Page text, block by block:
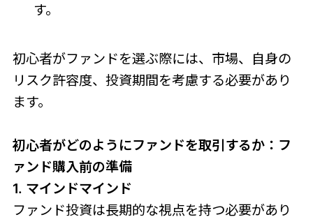
す。
初心者がファンドを選ぶ際には、市場、自身の
リスク許容度、投資期間を考慮する必要があり
ます。
初心者がどのようにファンドを取引するか：フ
ァンド購入前の準備
1. マインドマインド
ファンド投資は長期的な視点を持つ必要があり